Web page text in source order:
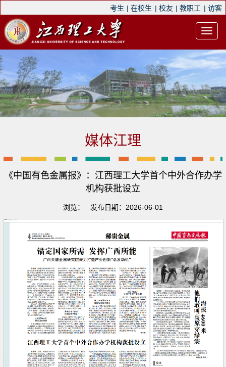
考生 | 在校生 | 校友 | 教职工 | 访客
媒体江理
《中国有色金属报》：江西理工大学首个中外合作办学
机构获批设立
浏览： 发布日期：2026-06-01